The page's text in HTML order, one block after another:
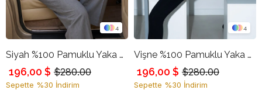
4
Siyah %100 Pamuklu Yaka Detaylı Gömlek
$280.00
196,00 $
Sepette %30 İndirim
4
Vişne %100 Pamuklu Yaka Detaylı Gömlek
$280.00
196,00 $
Sepette %30 İndirim